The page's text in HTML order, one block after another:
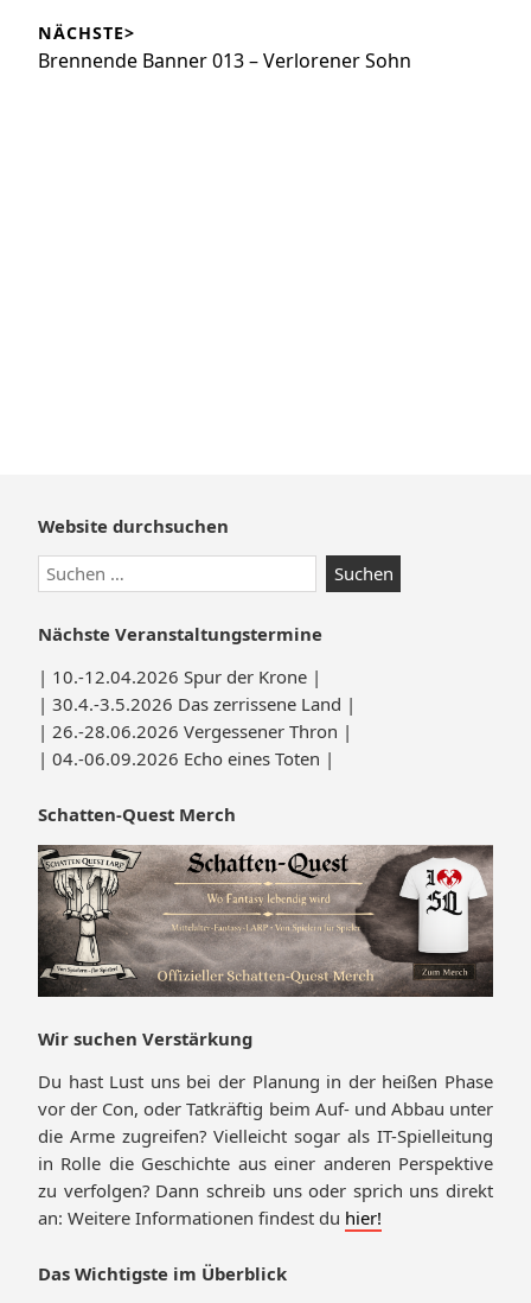
NÄCHSTE>
Nächster
Brennende Banner 013 – Verlorener Sohn
Zum
Footer
springen
Website durchsuchen
Suchen
nach:
Nächste Veranstaltungstermine
| 10.-12.04.2026 Spur der Krone |
| 30.4.-3.5.2026 Das zerrissene Land |
| 26.-28.06.2026 Vergessener Thron |
| 04.-06.09.2026 Echo eines Toten |
Schatten-Quest Merch
Wir suchen Verstärkung
Du hast Lust uns bei der Planung in der heißen Phase
vor der Con, oder Tatkräftig beim Auf- und Abbau unter
die Arme zugreifen? Vielleicht sogar als IT-Spielleitung
in Rolle die Geschichte aus einer anderen Perspektive
zu verfolgen? Dann schreib uns oder sprich uns direkt
an: Weitere Informationen findest du hier!
Das Wichtigste im Überblick